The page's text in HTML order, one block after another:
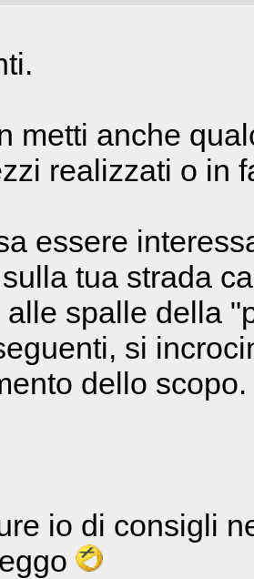
metti anche
realizzati o in
essere
tua strada
spalle della
si
dello scopo.
io di consigli